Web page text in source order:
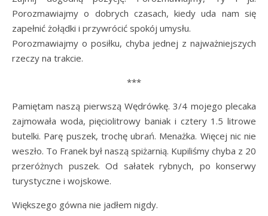
Porozmawiajmy o dobrych czasach, kiedy uda nam się
zapełnić żołądki i przywrócić spokój umysłu.
Porozmawiajmy o posiłku, chyba jednej z najważniejszych
rzeczy na trakcie.
***
Pamiętam naszą pierwszą Wędrówkę. 3/4 mojego plecaka
zajmowała woda, pięciolitrowy baniak i cztery 1.5 litrowe
butelki. Parę puszek, trochę ubrań. Menażka. Więcej nic nie
weszło. To Franek był naszą spiżarnią. Kupiliśmy chyba z 20
przeróżnych puszek. Od sałatek rybnych, po konserwy
turystyczne i wojskowe.
Większego gówna nie jadłem nigdy.